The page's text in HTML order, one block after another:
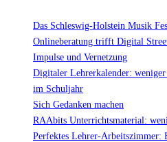
Das Schleswig-Holstein Musik
Onlineberatung trifft Digital
Impulse und Vernetzung
Digitaler Lehrerkalender:
im Schuljahr
Sich Gedanken machen
RAAbits Unterrichtsmaterial:
Perfektes Lehrer-